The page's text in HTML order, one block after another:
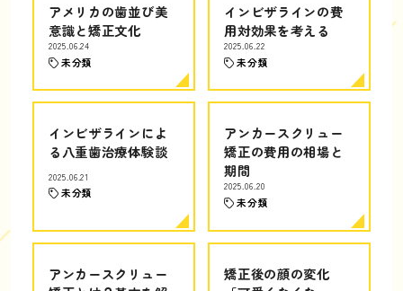
アメリカの歯並び美
意識と矯正文化
2025.06.24
未分類
インビザラインの費
用対効果を考える
2025.06.22
未分類
インビザラインによ
る八重歯治療体験談
2025.06.21
未分類
アンカースクリュー
矯正の費用の相場と
期間
2025.06.20
未分類
アンカースクリュー
矯正後の顔の変化